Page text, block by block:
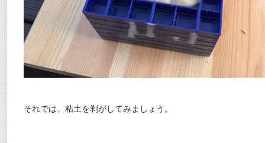
それでは、粘土を剥がしてみましょう。